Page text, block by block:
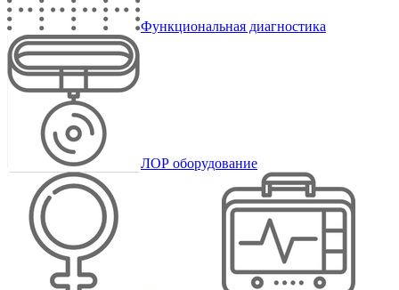
Функциональная диагностика
ЛОР оборудование